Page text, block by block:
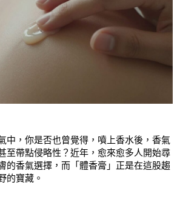
中，你是否也曾覺得，噴上香水後，香氣
至帶點侵略性？近年，愈來愈多人開始尋
的香氣選擇，而「體香膏」正是在這股趨
的寶藏。